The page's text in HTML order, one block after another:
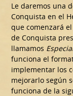
Le daremos una
Conquista en el
que comenzará
de Conquista
llamamos
funciona el
implementar los
mejorarlo según
funciona de la